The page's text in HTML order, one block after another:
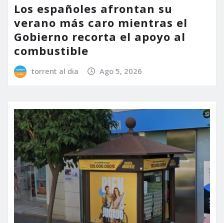
Los españoles afrontan su
verano más caro mientras el
Gobierno recorta el apoyo al
combustible
torrent al dia Ago 5, 2026